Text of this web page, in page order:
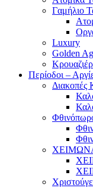
Γαμήλιο
Luxury
Golden
Περίοδοι –
Διακοπές